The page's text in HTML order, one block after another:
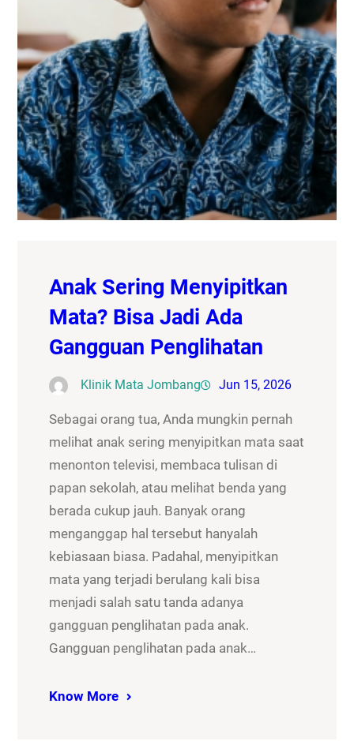
Anak Sering Menyipitkan
Mata? Bisa Jadi Ada
Gangguan Penglihatan
Klinik Mata Jombang Jun 15, 2026
Sebagai orang tua, Anda mungkin pernah
melihat anak sering menyipitkan mata saat
menonton televisi, membaca tulisan di
papan sekolah, atau melihat benda yang
berada cukup jauh. Banyak orang
menganggap hal tersebut hanyalah
kebiasaan biasa. Padahal, menyipitkan
mata yang terjadi berulang kali bisa
menjadi salah satu tanda adanya
gangguan penglihatan pada anak.
Gangguan penglihatan pada anak…
Know More